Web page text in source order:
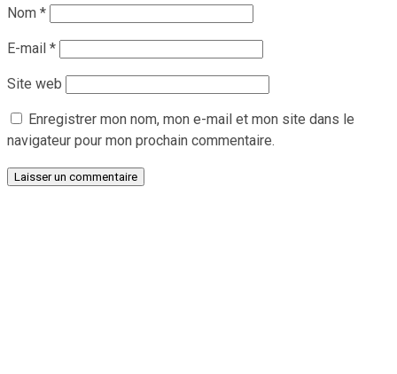
Nom *
E-mail *
Site web
Enregistrer mon nom, mon e-mail et mon site dans le
navigateur pour mon prochain commentaire.